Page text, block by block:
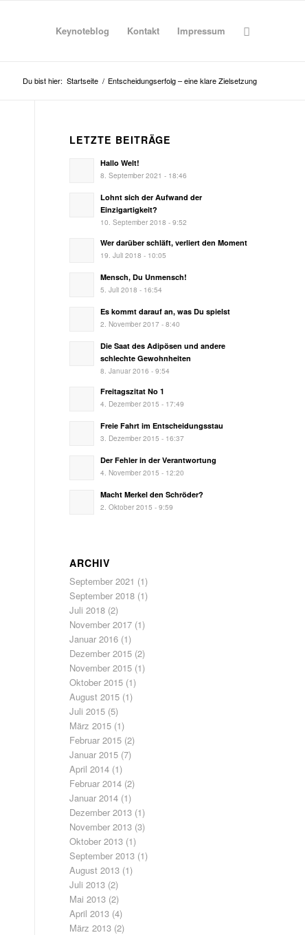
Keynoteblog Kontakt Impressum
Du bist hier: Startseite / Entscheidungserfolg – eine klare Zielsetzung
LETZTE BEITRÄGE
Hallo Welt!
8. September 2021 - 18:46
Lohnt sich der Aufwand der
Einzigartigkeit?
10. September 2018 - 9:52
Wer darüber schläft, verliert den Moment
19. Juli 2018 - 10:05
Mensch, Du Unmensch!
5. Juli 2018 - 16:54
Es kommt darauf an, was Du spielst
2. November 2017 - 8:40
Die Saat des Adipösen und andere
schlechte Gewohnheiten
8. Januar 2016 - 9:54
Freitagszitat No 1
4. Dezember 2015 - 17:49
Freie Fahrt im Entscheidungsstau
3. Dezember 2015 - 16:37
Der Fehler in der Verantwortung
4. November 2015 - 12:20
Macht Merkel den Schröder?
2. Oktober 2015 - 9:59
ARCHIV
September 2021 (1)
September 2018 (1)
Juli 2018 (2)
November 2017 (1)
Januar 2016 (1)
Dezember 2015 (2)
November 2015 (1)
Oktober 2015 (1)
August 2015 (1)
Juli 2015 (5)
März 2015 (1)
Februar 2015 (2)
Januar 2015 (7)
April 2014 (1)
Februar 2014 (2)
Januar 2014 (1)
Dezember 2013 (1)
November 2013 (3)
Oktober 2013 (1)
September 2013 (1)
August 2013 (1)
Juli 2013 (2)
Mai 2013 (2)
April 2013 (4)
März 2013 (2)